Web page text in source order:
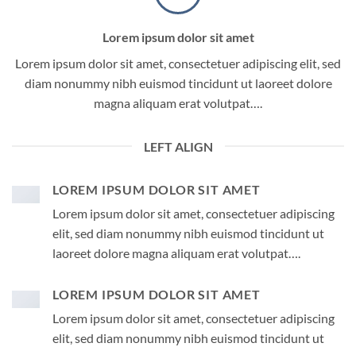
Lorem ipsum dolor sit amet
Lorem ipsum dolor sit amet, consectetuer adipiscing elit, sed
diam nonummy nibh euismod tincidunt ut laoreet dolore
magna aliquam erat volutpat….
LEFT ALIGN
LOREM IPSUM DOLOR SIT AMET
Lorem ipsum dolor sit amet, consectetuer adipiscing
elit, sed diam nonummy nibh euismod tincidunt ut
laoreet dolore magna aliquam erat volutpat….
LOREM IPSUM DOLOR SIT AMET
Lorem ipsum dolor sit amet, consectetuer adipiscing
elit, sed diam nonummy nibh euismod tincidunt ut